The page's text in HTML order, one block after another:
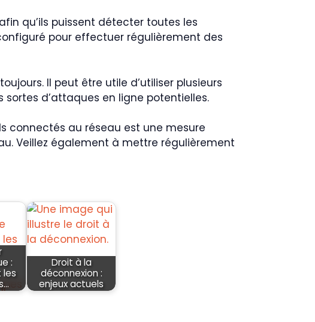
qu’ils puissent détecter toutes les
pour effectuer régulièrement des
Il peut être utile d’utiliser plusieurs
d’attaques en ligne potentielles.
connectés au réseau est une mesure
Veillez également à mettre régulièrement
:
les
Droit à la
déconnexion :
enjeux actuels